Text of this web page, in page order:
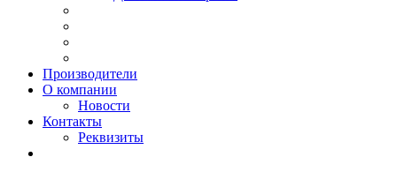
Производители
О компании
Новости
Контакты
Реквизиты